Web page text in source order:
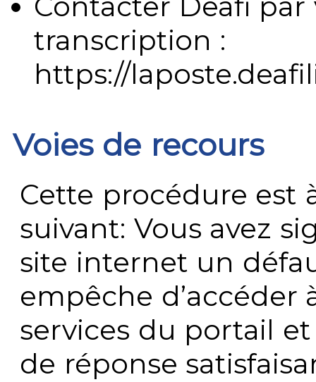
transcription :
https://
Voies de recours
Cette procédure est
suivant: Vous avez
site internet un
empêche
services du portail
de réponse